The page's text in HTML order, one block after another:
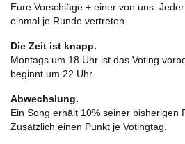
Eure Vorschläge + einer von uns.
einmal je Runde vertreten.
Die Zeit ist knapp.
Montags um 18 Uhr ist das Voting
beginnt um 22 Uhr.
Abwechslung.
Ein Song erhält 10% seiner bisherigen
Zusätzlich einen Punkt je Votingtag.